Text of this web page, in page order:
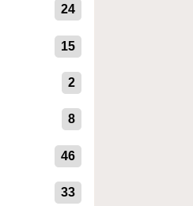
24
15
2
8
46
33